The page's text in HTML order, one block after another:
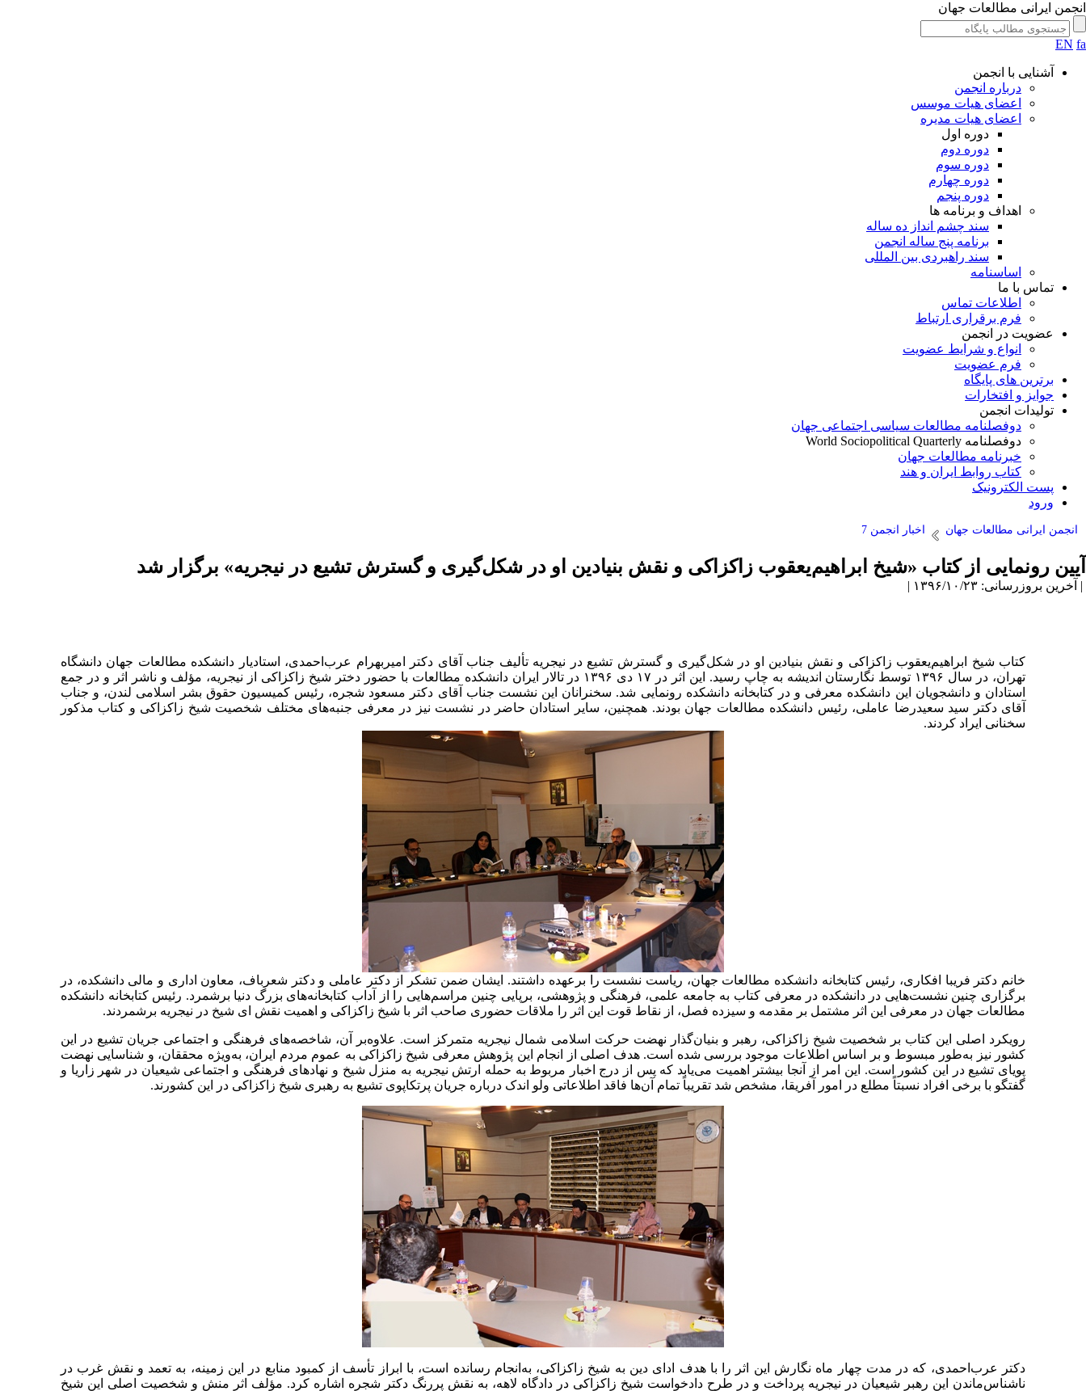
انجمن ایرانی مطالعات جهان
EN fa
آشنایی با انجمن
درباره انجمن
اعضای هیات موسس
اعضای هیات مدیره
دوره اول
دوره دوم
دوره سوم
دوره چهارم
دوره پنجم
اهداف و برنامه ها
سند چشم انداز ده ساله
برنامه پنج ساله انجمن
سند راهبردی بین المللی
اساسنامه
تماس با ما
اطلاعات تماس
فرم برقراری ارتباط
عضویت در انجمن
انواع و شرایط عضویت
فرم عضویت
برترین های پایگاه
جوایز و افتخارات
تولیدات انجمن
دوفصلنامه مطالعات سیاسی اجتماعی جهان
دوفصلنامه World Sociopolitical Quarterly
خبرنامه مطالعات جهان
کتاب روابط ایران و هند
پست الکترونیک
ورود
انجمن ایرانی مطالعات جهان اخبار انجمن 7
آیین رونمایی از کتاب «شیخ ابراهیم‌یعقوب زاکزاکی و نقش بنیادین او در شکل‌گیری و گسترش تشیع در نیجریه» برگزار شد
| آخرین بروزرسانی: ۱۳۹۶/۱۰/۲۳ |
کتاب شیخ ابراهیم‌یعقوب زاکزاکی و نقش بنیادین او در شکل‌گیری و گسترش تشیع در نیجریه تألیف جناب آقای دکتر امیربهرام عرب‌احمدی، استادیار دانشکده مطالعات جهان دانشگاه
تهران، در سال ۱۳۹۶ توسط نگارستان اندیشه به چاپ رسید. این اثر در ۱۷ دی ۱۳۹۶ در تالار ایران دانشکده مطالعات با حضور دختر شیخ زاکزاکی از نیجریه، مؤلف و ناشر اثر و در جمع
استادان و دانشجویان این دانشکده معرفی و در کتابخانه دانشکده رونمایی شد. سخنرانان این نشست جناب آقای دکتر مسعود شجره، رئیس کمیسیون حقوق بشر اسلامی لندن، و جناب
آقای دکتر سید سعیدرضا عاملی، رئیس دانشکده مطالعات جهان بودند. همچنین، سایر استادان حاضر در نشست نیز در معرفی جنبه‌های مختلف شخصیت شیخ زاکزاکی و کتاب مذکور
سخنانی ایراد کردند.
خانم دکتر فریبا افکاری، رئیس کتابخانه دانشکده مطالعات جهان، ریاست نشست را برعهده داشتند. ایشان ضمن تشکر از دکتر عاملی و دکتر شعرباف، معاون اداری و مالی دانشکده، در
برگزاری چنین نشست‌هایی در دانشکده در معرفی کتاب به جامعه علمی، فرهنگی و پژوهشی، برپایی چنین مراسم‌هایی را از آداب کتابخانه‌های بزرگ دنیا برشمرد. رئیس کتابخانه دانشکده
مطالعات جهان در معرفی این اثر مشتمل بر مقدمه و سیزده فصل، از نقاط قوت این اثر را ملاقات حضوری صاحب اثر با شیخ زاکزاکی و اهمیت نقش ای شیخ در نیجریه برشمردند.
رویکرد اصلی این کتاب بر شخصیت شیخ زاکزاکی، رهبر و بنیان‌گذار نهضت حرکت اسلامی شمال نیجریه متمرکز است. علاوه‌بر آن، شاخصه‌های فرهنگی و اجتماعی جریان تشیع در این
کشور نیز به‌طور مبسوط و بر اساس اطلاعات موجود بررسی شده است. هدف اصلی از انجام این پژوهش معرفی شیخ زاکزاکی به عموم مردم ایران، به‌ویژه محققان، و شناسایی نهضت
پویای تشیع در این کشور است. این امر از آنجا بیشتر اهمیت می‌یابد که پس از درج اخبار مربوط به حمله ارتش نیجریه به منزل شیخ و نهادهای فرهنگی و اجتماعی شیعیان در شهر زاریا و
گفتگو با برخی افراد نسبتاً مطلع در امور آفریقا، مشخص شد تقریباً تمام آن‌ها فاقد اطلاعاتی ولو اندک درباره جریان پرتکاپوی تشیع به رهبری شیخ زاکزاکی در این کشورند.
دکتر عرب‌احمدی، که در مدت چهار ماه نگارش این اثر را با هدف ادای دین به شیخ زاکزاکی، به‌انجام رسانده است، با ابراز تأسف از کمبود منابع در این زمینه، به تعمد و نقش غرب در
ناشناس‌ماندن این رهبر شیعیان در نیجریه پرداخت و در طرح دادخواست شیخ زاکزاکی در دادگاه لاهه، به نقش پررنگ دکتر شجره اشاره کرد. مؤلف اثر منش و شخصیت اصلی این شیخ